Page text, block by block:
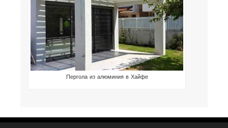
Пергола из алюминия в Хайфе